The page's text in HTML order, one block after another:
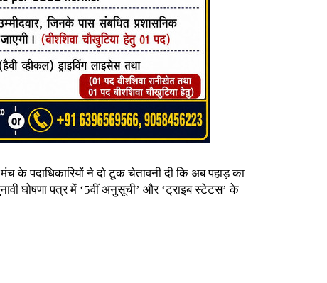
के पदाधिकारियों ने दो टूक चेतावनी दी कि अब पहाड़ का
घोषणा पत्र में ‘5वीं अनुसूची’ और ‘ट्राइब स्टेटस’ के